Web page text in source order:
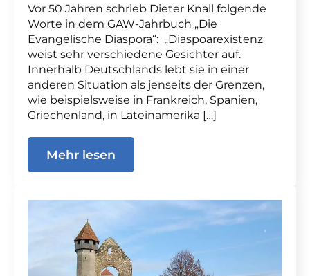
Vor 50 Jahren schrieb Dieter Knall folgende
Worte in dem GAW-Jahrbuch „Die
Evangelische Diaspora“: „Diaspoarexistenz
weist sehr verschiedene Gesichter auf.
Innerhalb Deutschlands lebt sie in einer
anderen Situation als jenseits der Grenzen,
wie beispielsweise in Frankreich, Spanien,
Griechenland, in Lateinamerika […]
Mehr lesen